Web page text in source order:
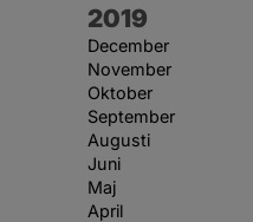
År:
2019
December
November
Oktober
September
Augusti
Juni
Maj
April